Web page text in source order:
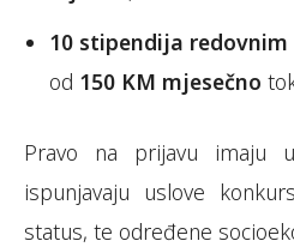
10 stipendija
od 150 KM mjesečno
Pravo na prijavu imaju
ispunjavaju uslove
status, te određene